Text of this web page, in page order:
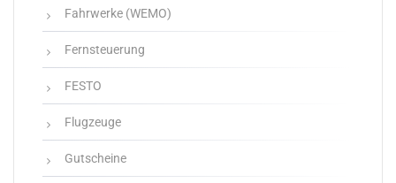
Fahrwerke (WEMO)
Fernsteuerung
FESTO
Flugzeuge
Gutscheine